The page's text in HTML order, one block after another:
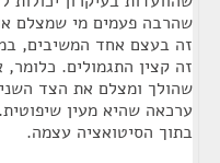
שהרבה פעמים מי שמצלם
זה בעצם אחד המשיבים,
זה קצין התגמולים.
שהולך ומצלם את הצד
ערכאה שהיא מעין
בתוך הסיטואציה עצמה.